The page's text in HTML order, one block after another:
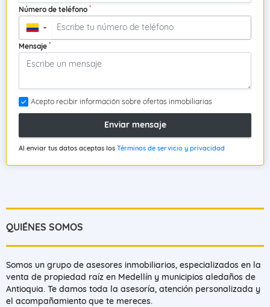
Número de teléfono *
▼
Mensaje *
Acepto recibir información sobre ofertas inmobiliarias
Enviar mensaje
Al enviar tus datos aceptas los Términos de servicio y privacidad
QUIÉNES SOMOS
Somos un grupo de asesores inmobiliarios, especializados en la
venta de propiedad raíz en Medellín y municipios aledaños de
Antioquia. Te damos toda la asesoría, atención personalizada y
el acompañamiento que te mereces.